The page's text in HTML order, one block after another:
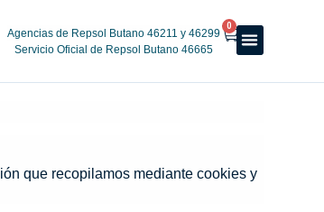
Agencias de Repsol Butano 46211 y 46299
Servicio Oficial de Repsol Butano 46665
0
que recopilamos mediante cookies y